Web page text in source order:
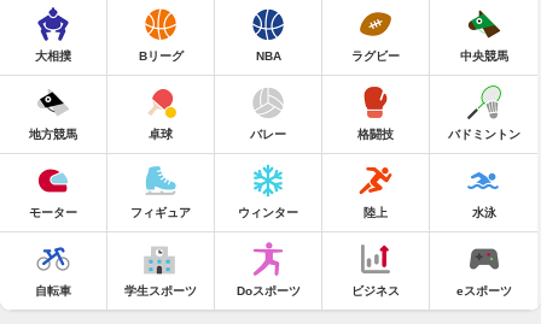
大相撲 Bリーグ NBA ラグビー 中央競馬
地方競馬 卓球 バレー 格闘技 バドミントン
モーター フィギュア ウィンター 陸上 水泳
自転車 学生スポーツ Doスポーツ ビジネス eスポーツ